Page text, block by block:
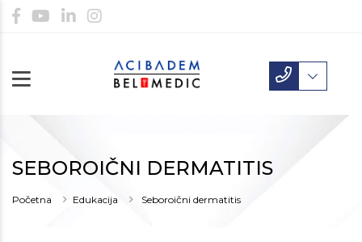
SEBOROIČNI DERMATITIS
Početna Edukacija Seboroični dermatitis